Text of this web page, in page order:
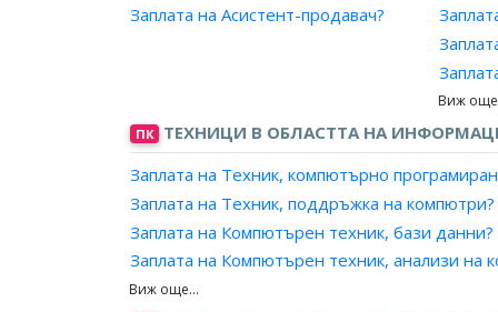
Заплата на Специалист, туризъм?
Заплата на Асистент-продавач?
ПК ТЕХНИЦИ В ОБЛАСТТА НА
Заплата на Техник, компютърно
Заплата на Техник, поддръжка на компютри?
Заплата на Компютърен техник, бази данни?
Заплата на Компютърен техник, анализи на
Заплата на Компютърен аналитик, поддръжка